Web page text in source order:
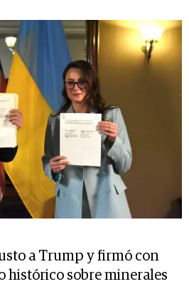
a Trump y firmó con
histórico sobre minerales